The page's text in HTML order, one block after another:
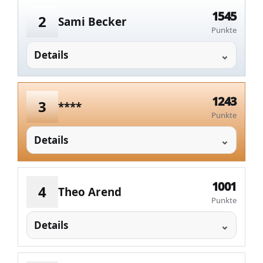
2 Sami Becker 1545
Punkte
Details
3 **** 1243
Punkte
Details
4 Theo Arend 1001
Punkte
Details